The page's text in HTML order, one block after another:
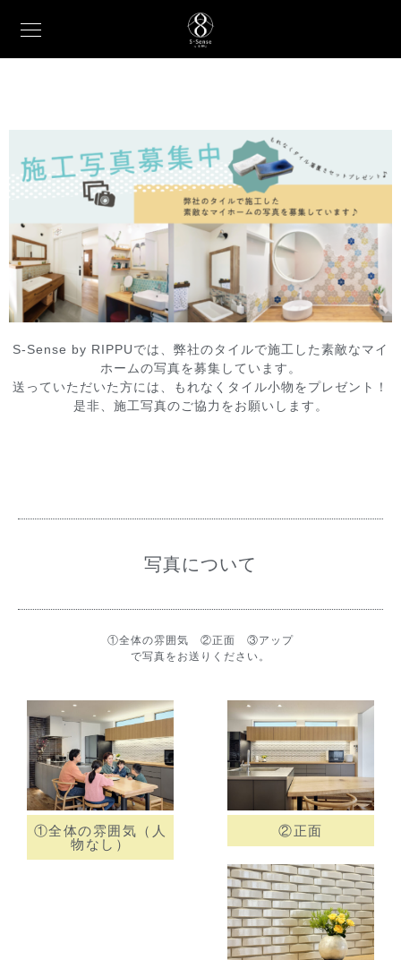
S-Sense by RIPPUでは、弊社のタイルで施工した素敵なマイ
ホームの写真を募集しています。
送っていただいた方には、もれなくタイル小物をプレゼント！
是非、施工写真のご協力をお願いします。
写真について
①全体の雰囲気 ②正面 ③アップ
で写真をお送りください。
①全体の雰囲気（人
物なし）
②正面